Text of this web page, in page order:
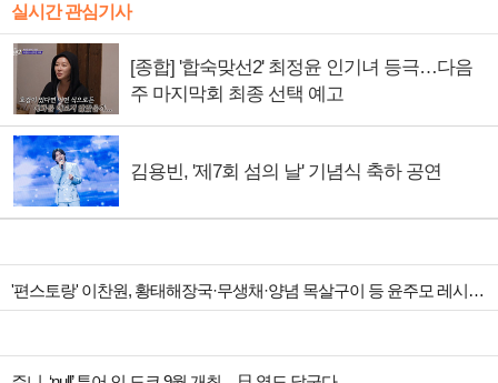
실시간 관심기사
[종합] '합숙맞선2' 최정윤 인기녀 등극…다음
주 마지막회 최종 선택 예고
김용빈, '제7회 섬의 날' 기념식 축하 공연
'편스토랑' 이찬원, 황태해장국·무생채·양념 목살구이 등 윤주모 레시피 섭렵